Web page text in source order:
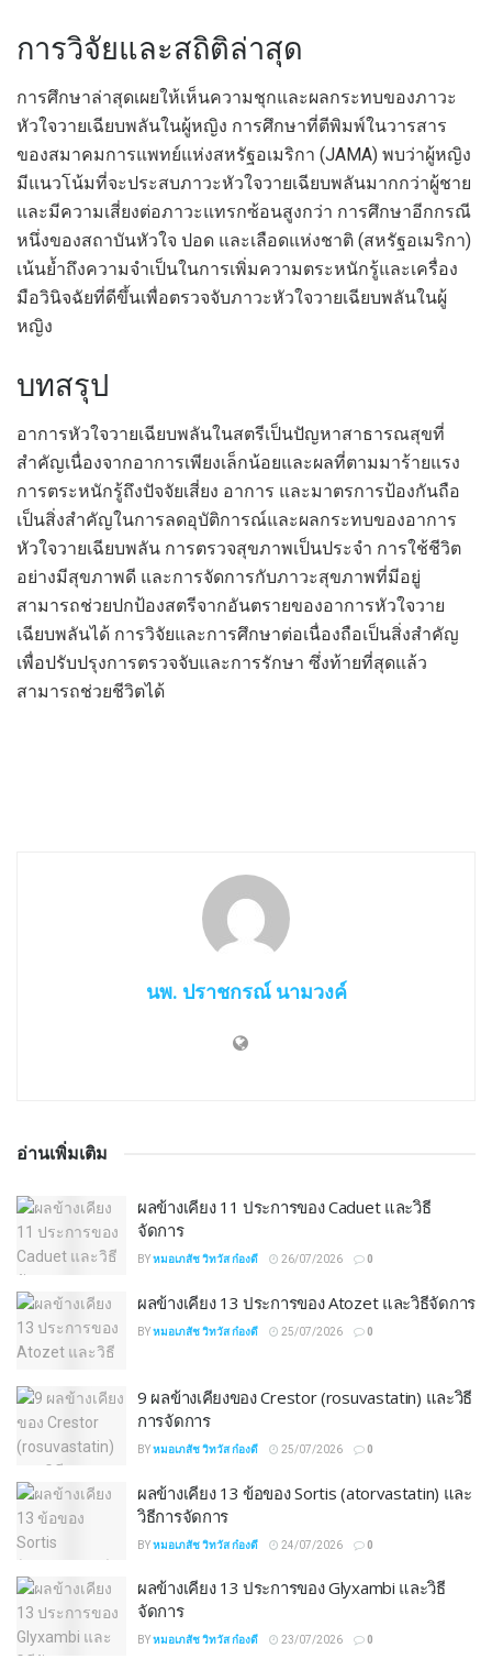
การวิจัยและสถิติล่าสุด
การศึกษาล่าสุดเผยให้เห็นความชุกและผลกระทบของภาวะ
หัวใจวายเฉียบพลันในผู้หญิง การศึกษาที่ตีพิมพ์ในวารสาร
ของสมาคมการแพทย์แห่งสหรัฐอเมริกา (JAMA) พบว่าผู้หญิง
มีแนวโน้มที่จะประสบภาวะหัวใจวายเฉียบพลันมากกว่าผู้ชาย
และมีความเสี่ยงต่อภาวะแทรกซ้อนสูงกว่า การศึกษาอีกกรณี
หนึ่งของสถาบันหัวใจ ปอด และเลือดแห่งชาติ (สหรัฐอเมริกา)
เน้นย้ำถึงความจำเป็นในการเพิ่มความตระหนักรู้และเครื่อง
มือวินิจฉัยที่ดีขึ้นเพื่อตรวจจับภาวะหัวใจวายเฉียบพลันในผู้
หญิง
บทสรุป
อาการหัวใจวายเฉียบพลันในสตรีเป็นปัญหาสาธารณสุขที่
สำคัญเนื่องจากอาการเพียงเล็กน้อยและผลที่ตามมาร้ายแรง
การตระหนักรู้ถึงปัจจัยเสี่ยง อาการ และมาตรการป้องกันถือ
เป็นสิ่งสำคัญในการลดอุบัติการณ์และผลกระทบของอาการ
หัวใจวายเฉียบพลัน การตรวจสุขภาพเป็นประจำ การใช้ชีวิต
อย่างมีสุขภาพดี และการจัดการกับภาวะสุขภาพที่มีอยู่
สามารถช่วยปกป้องสตรีจากอันตรายของอาการหัวใจวาย
เฉียบพลันได้ การวิจัยและการศึกษาต่อเนื่องถือเป็นสิ่งสำคัญ
เพื่อปรับปรุงการตรวจจับและการรักษา ซึ่งท้ายที่สุดแล้ว
สามารถช่วยชีวิตได้
นพ. ปราชกรณ์ นามวงค์
อ่านเพิ่มเติม
ผลข้างเคียง 11 ประการของ Caduet และวิธี
จัดการ
BYหมอเภสัช วิทวัส ก๋องดี 26/07/2026 0
ผลข้างเคียง 13 ประการของ Atozet และวิธีจัดการ
BYหมอเภสัช วิทวัส ก๋องดี 25/07/2026 0
9 ผลข้างเคียงของ Crestor (rosuvastatin) และวิธี
การจัดการ
BYหมอเภสัช วิทวัส ก๋องดี 25/07/2026 0
ผลข้างเคียง 13 ข้อของ Sortis (atorvastatin) และ
วิธีการจัดการ
BYหมอเภสัช วิทวัส ก๋องดี 24/07/2026 0
ผลข้างเคียง 13 ประการของ Glyxambi และวิธี
จัดการ
BYหมอเภสัช วิทวัส ก๋องดี 23/07/2026 0